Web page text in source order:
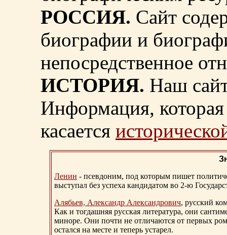
РОССИЯ. Сайт
биографии и
непосредственное
ИСТОРИЯ. Наш
Информация, которая
касается
Ленин - псевдоним, под которым пишет
выступал без успеха кандидатом во 2-ю
Алябьев, Александр Александрович, русский
Как и тогдашняя русская литература, они
миноре. Они почти не отличаются от первых
остался на месте и теперь устарел.